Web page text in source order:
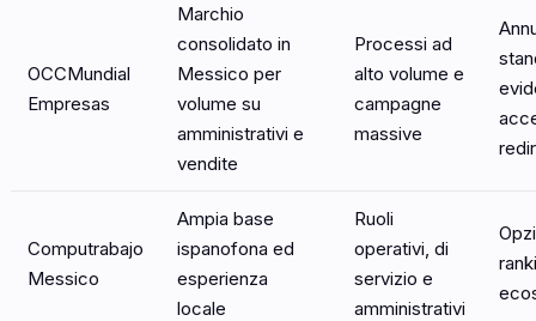
OCCMundial
Empresas
Marchio
consolidato in
Messico per
volume su
amministrativi e
vendite
Processi ad
alto volume e
campagne
massive
Computrabajo
Messico
Ampia base
ispanofona ed
esperienza
locale
Ruoli
operativi, di
servizio e
amministrativi